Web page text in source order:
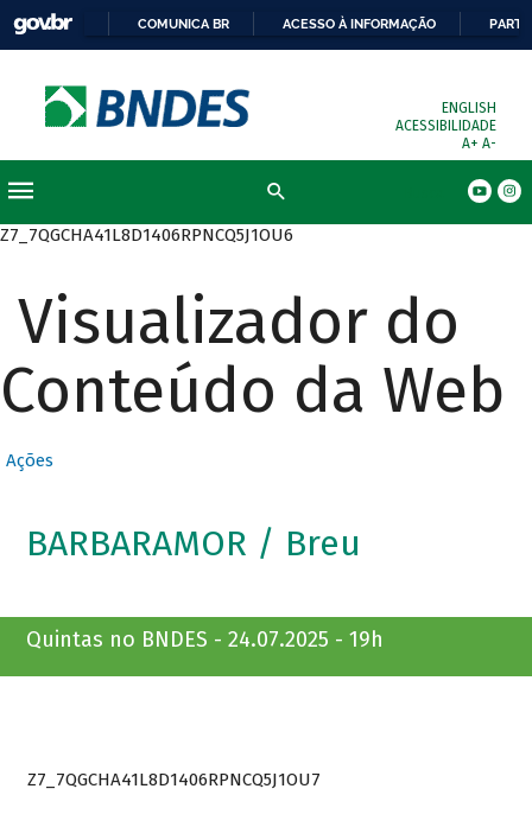
COMUNICA BR ACESSO À INFORMAÇÃO
ENGLISH
ACESSIBILIDADE
A+ A-
Z7_7QGCHA41L8D1406RPNCQ5J1OU6
Visualizador do
Conteúdo da Web
Ações
BARBARAMOR / Breu
Quintas no BNDES - 24.07.2025 - 19h
Z7_7QGCHA41L8D1406RPNCQ5J1OU7